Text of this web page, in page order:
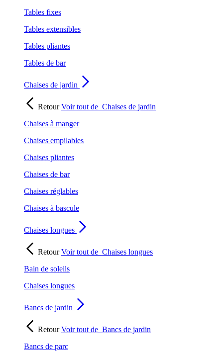
Tables fixes
Tables extensibles
Tables pliantes
Tables de bar
Chaises de jardin
RetourVoir tout de Chaises de jardin
Chaises à manger
Chaises empilables
Chaises pliantes
Chaises de bar
Chaises réglables
Chaises à bascule
Chaises longues
RetourVoir tout de Chaises longues
Bain de soleils
Chaises longues
Bancs de jardin
RetourVoir tout de Bancs de jardin
Bancs de parc